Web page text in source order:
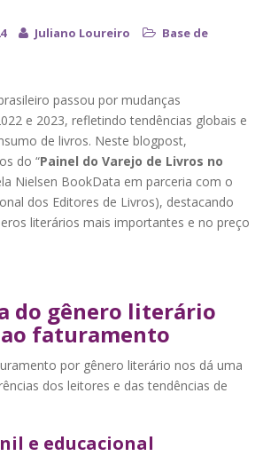
Juliano Loureiro
Base de
passou por mudanças
e 2023, refletindo tendências globais e
de livros. Neste blogpost,
do “Painel do Varejo de Livros no
Nielsen BookData em parceria com o
dos Editores de Livros), destacando
literários mais importantes e no preço
do gênero literário
faturamento
por gênero literário nos dá uma
dos leitores e das tendências de
e educacional